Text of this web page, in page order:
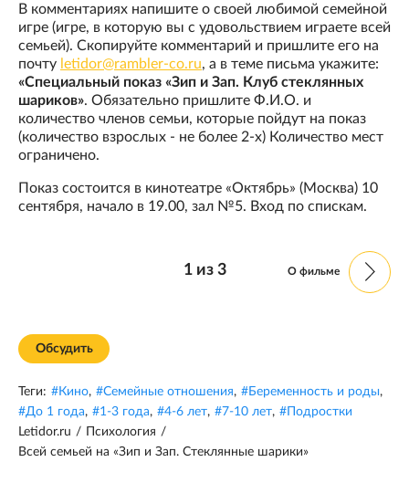
В комментариях напишите о своей любимой семейной
игре (игре, в которую вы с удовольствием играете всей
семьей). Скопируйте комментарий и пришлите его на
почту letidor@rambler-co.ru, а в теме письма укажите:
«Специальный показ «Зип и Зап. Клуб стеклянных
шариков». Обязательно пришлите Ф.И.О. и
количество членов семьи, которые пойдут на показ
(количество взрослых - не более 2-х) Количество мест
ограничено.
Показ состоится в кинотеатре «Октябрь» (Москва) 10
сентября, начало в 19.00, зал №5. Вход по спискам.
1из 3 О фильме
Обсудить
Теги: #Кино, #Семейные отношения, #Беременность и роды,
#До 1 года, #1-3 года, #4-6 лет, #7-10 лет, # Подростки
Letidor.ru / Психология /
Всей семьей на «Зип и Зап. Стеклянные шарики»